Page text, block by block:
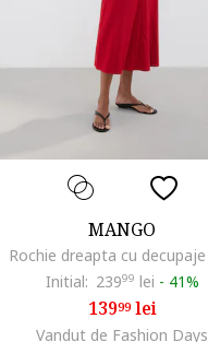
MANGO
Initial: 23999 lei - 41%
13999lei
Vandut de Fashion Days